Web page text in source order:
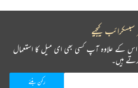
سبسکرائب کیجیے
اس کے علاوہ آپ کسی بھی ای میل کا استعمال
ہیں۔